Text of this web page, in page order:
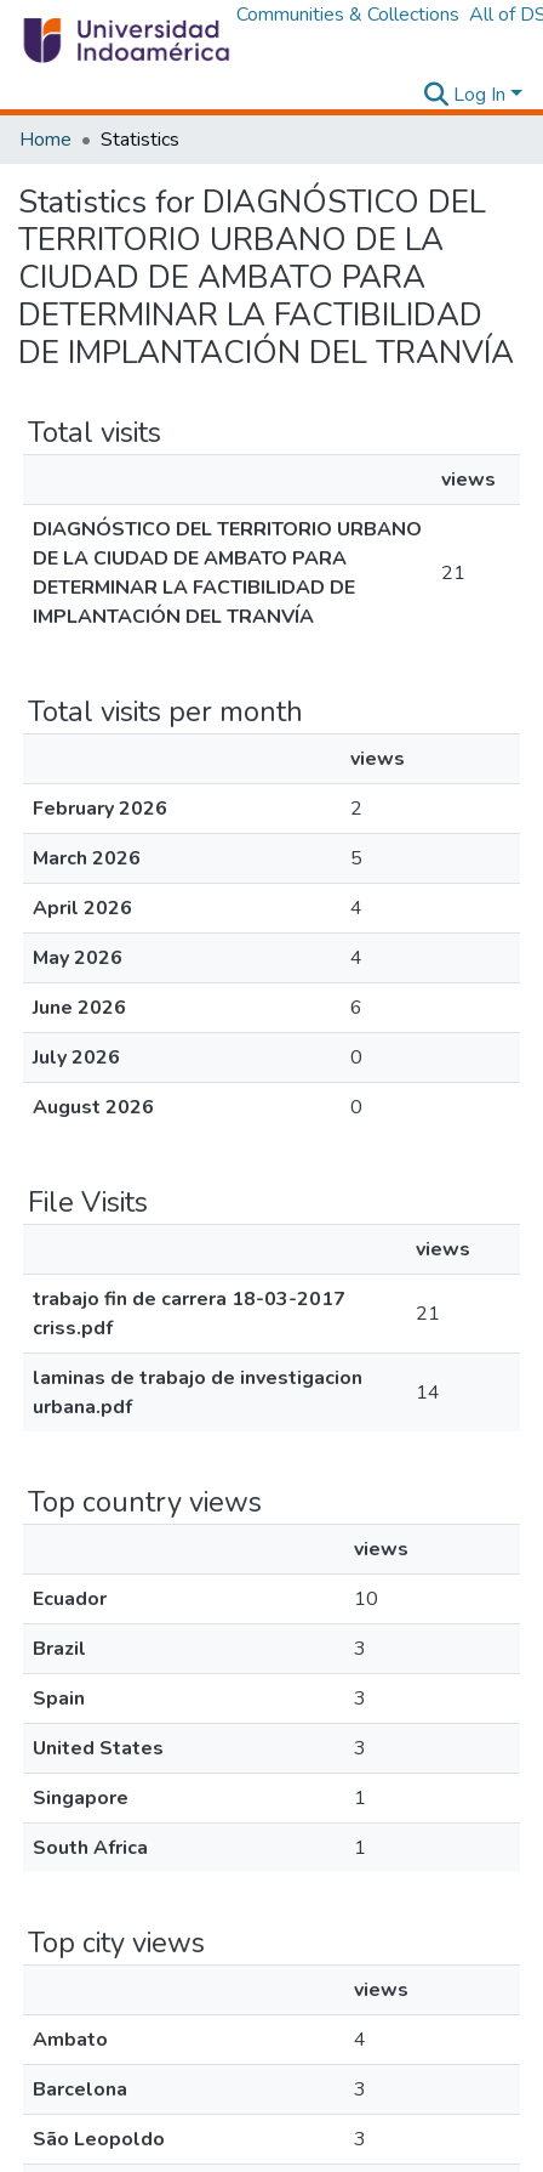
Communities & Collections All of
Log In
Home
Statistics
Statistics for DIAGNÓSTICO DEL
TERRITORIO URBANO DE LA
CIUDAD DE AMBATO PARA
DETERMINAR LA FACTIBILIDAD
DE IMPLANTACIÓN DEL TRANVÍA
Total visits
views
DIAGNÓSTICO DEL TERRITORIO URBANO
DE LA CIUDAD DE AMBATO PARA
DETERMINAR LA FACTIBILIDAD DE
IMPLANTACIÓN DEL TRANVÍA
21
Total visits per month
views
February 2026
2
March 2026
5
April 2026
4
May 2026
4
June 2026
6
July 2026
0
August 2026
0
File Visits
views
trabajo fin de carrera 18-03-2017
criss.pdf
21
laminas de trabajo de investigacion
urbana.pdf
14
Top country views
views
Ecuador
10
Brazil
3
Spain
3
United States
3
Singapore
1
South Africa
1
Top city views
views
Ambato
4
Barcelona
3
São Leopoldo
3